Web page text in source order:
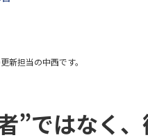
新担当の中西です。
”ではなく